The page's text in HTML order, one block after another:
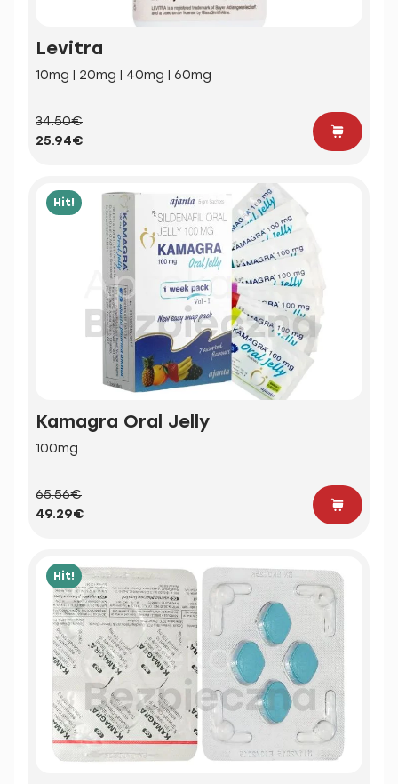
Levitra
10mg | 20mg | 40mg | 60mg
34.50€
25.94€
Hit!
Kamagra Oral Jelly
100mg
65.56€
49.29€
Hit!